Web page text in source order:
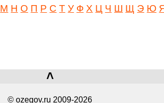
М Н О П Р С Т У Ф Х Ц Ч Ш Щ Э Ю
˄
© ozegov.ru 2009-2026